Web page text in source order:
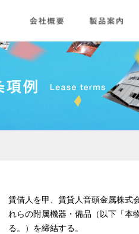
賃借人を甲、賃貸人音頭金属株式
れらの附属機器・備品（以下「本
る。）を締結する。